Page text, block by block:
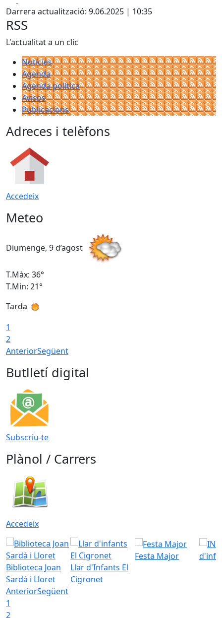
+
−
Darrera actualització: 9.06.2025 | 10:35
RSS
L'actualitat a un clic
Notícies
Agenda
Agenda política
Avisos
Publicacions
Adreces i telèfons
Accedeix
Meteo
Diumenge, 9 d’agost
T.Màx: 36°
T.Min: 21°
Tarda
1
2
AnteriorSegüent
Butlletí digital
Subscriu-te
Plànol / Carrers
Accedeix
Biblioteca Joan
Sardà i Lloret
Llar d'Infants El
Cigronet
Festa Major
AnteriorSegüent
1
2